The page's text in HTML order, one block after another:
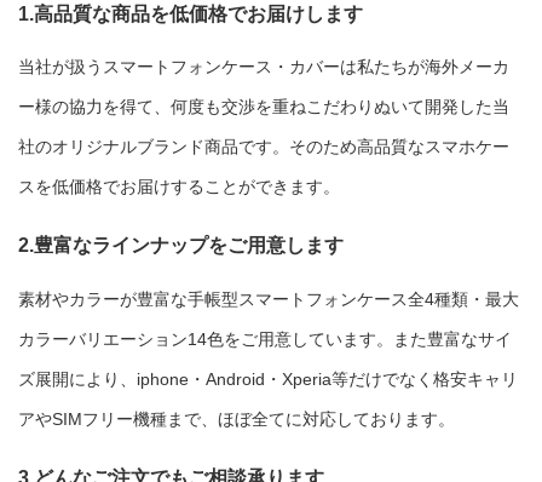
1.高品質な商品を低価格でお届けします
当社が扱うスマートフォンケース・カバーは私たちが海外メーカ
ー様の協力を得て、何度も交渉を重ねこだわりぬいて開発した当
社のオリジナルブランド商品です。そのため高品質なスマホケー
スを低価格でお届けすることができます。
2.豊富なラインナップをご用意します
素材やカラーが豊富な手帳型スマートフォンケース全4種類・最大
カラーバリエーション14色をご用意しています。また豊富なサイ
ズ展開により、iphone・Android・Xperia等だけでなく格安キャリ
アやSIMフリー機種まで、ほぼ全てに対応しております。
3.どんなご注文でもご相談承ります